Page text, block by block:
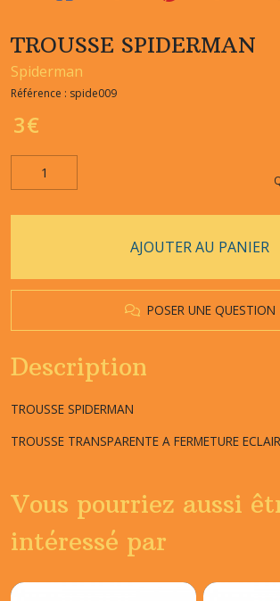
TROUSSE SPIDERMAN
Spiderman
Référence : spide009
3€
AJOUTER AU PANIER
POSER UNE QUESTION
Description
TROUSSE SPIDERMAN
TROUSSE TRANSPARENTE A FERMETURE ECLAIR
Vous pourriez aussi
intéressé par